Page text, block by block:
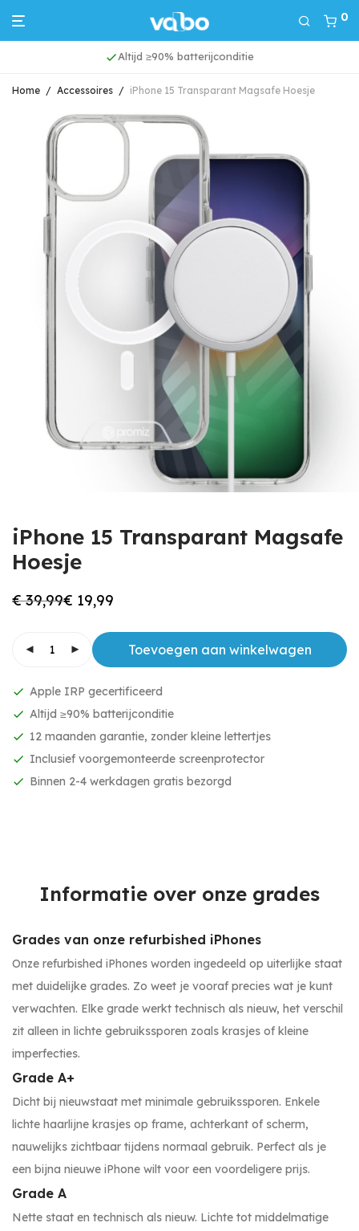
0
Altijd ≥90% batterijconditie
Home / Accessoires / iPhone 15 Transparant Magsafe Hoesje
iPhone 15 Transparant Magsafe
Hoesje
€39,99
Oorspronkelijke
€ 19,99
Huidige
Toevoegen aan winkelwagen
Apple IRP gecertificeerd
Altijd ≥90% batterijconditie
12 maanden garantie, zonder kleine lettertjes
Inclusief voorgemonteerde screenprotector
Binnen 2-4 werkdagen gratis bezorgd
Informatie over onze grades
Grades van onze refurbished iPhones
Onze refurbished iPhones worden ingedeeld op uiterlijke staat
met duidelijke grades. Zo weet je vooraf precies wat je kunt
verwachten. Elke grade werkt technisch als nieuw, het verschil
zit alleen in lichte gebruikssporen zoals krasjes of kleine
imperfecties.
Grade A+
Dicht bij nieuwstaat met minimale gebruikssporen. Enkele
lichte haarlijne krasjes op frame, achterkant of scherm,
nauwelijks zichtbaar tijdens normaal gebruik. Perfect als je
een bijna nieuwe iPhone wilt voor een voordeligere prijs.
Grade A
Nette staat en technisch als nieuw. Lichte tot middelmatige